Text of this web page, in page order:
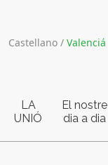
Castellano / Valenciá
LA
UNIÓ
El nostre
dia a dia